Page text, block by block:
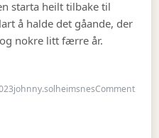
starta heilt tilbake til
å halde det gåande, der
nokre litt færre år.
johnny.solheimsnesCommenton